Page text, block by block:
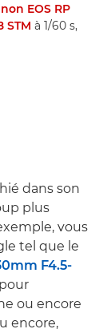
EOS RP
STM à 1/60 s,
dans son
plus
vous
tel que le
F4.5-
pour
ou encore
encore,